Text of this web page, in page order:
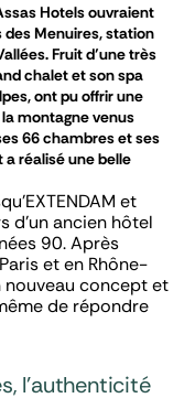
Hotels ouvraient
des Menuires, station
Fruit d’une très
chalet et son spa
ont pu offrir une
montagne venus
66 chambres et ses
réalisé une belle
et
d’un ancien hôtel
90. Après
et en Rhône-
nouveau concept et
de répondre
l’authenticité